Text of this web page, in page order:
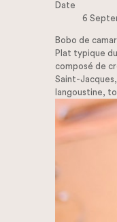
Date
6
Bobo de
Plat typique
composé de
Saint-
langoustine,